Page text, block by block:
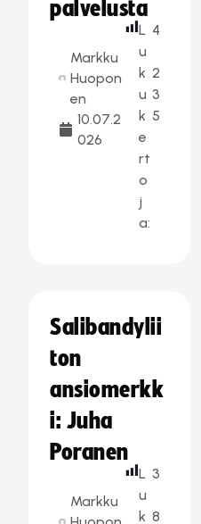
palvelusta
Markku
Huopon
en
10.07.2
026
L
u
k
u
k
e
rt
o
j
a:
4
2
3
5
Salibandylii
ton
ansiomerkk
i: Juha
Poranen
Markku
L
u
k
3
8